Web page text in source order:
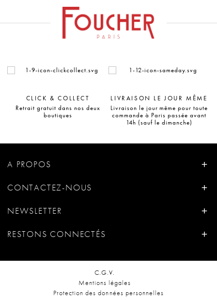
CLICK & COLLECT
Retrait gratuit dans nos deux
boutiques
LIVRAISON LE JOUR MÊME
Livraison le jour même pour toute
commande à Paris passée avant
14h (sauf le dimanche)
A PROPOS
CONTACTEZ-NOUS
NEWSLETTER
RESTONS CONNECTÉS
C.G.V.
Mentions légales
Protection des données personnelles